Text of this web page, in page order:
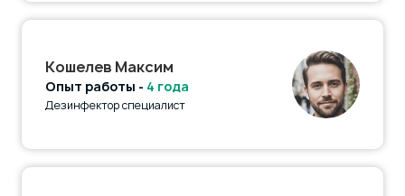
Кошелев Максим
Опыт работы - 4 года
Дезинфектор специалист